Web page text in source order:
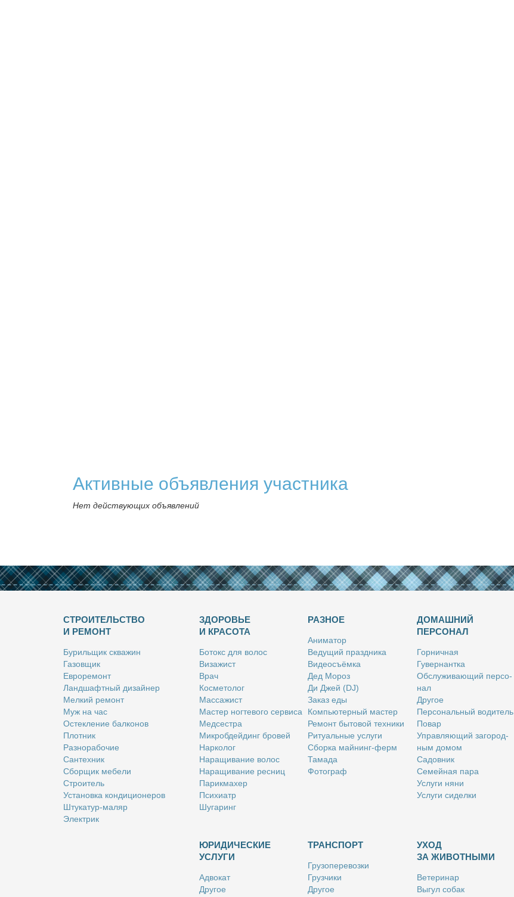
Активные объявления участника
Нет действующих объявлений
СТРОИТЕЛЬСТВО
И РЕМОНТ
Бу­риль­щик сква­жин
Га­зов­щик
Ев­ро­ре­монт
Ланд­шафт­ный ди­зай­нер
Мел­кий ре­монт
Муж на час
Остек­ле­ние бал­ко­нов
Плот­ник
Раз­но­ра­бо­чие
Сан­тех­ник
Сбор­щик ме­бе­ли
Стро­и­тель
Уста­нов­ка кон­ди­ци­о­не­ров
Шту­ка­тур-ма­ляр
Элек­трик
ЗДОРОВЬЕ
И КРАСОТА
Бо­токс для во­лос
Ви­за­жист
Врач
Кос­ме­то­лог
Мас­са­жист
Ма­стер ног­те­во­го сер­ви­са
Мед­сест­ра
Мик­роб­дей­динг бро­вей
Нар­ко­лог
На­ра­щи­ва­ние во­лос
На­ра­щи­ва­ние рес­ниц
Па­рик­махер
Пси­хи­атр
Шу­га­ринг
РАЗНОЕ
Ани­ма­тор
Ве­ду­щий празд­ни­ка
Ви­део­съём­ка
Дед Мо­роз
Ди Джей (DJ)
За­каз еды
Ком­пью­тер­ный ма­стер
Ре­монт бы­то­вой тех­ни­ки
Ри­ту­аль­ные услу­ги
Сбор­ка май­нинг-ферм
Та­ма­да
Фо­то­граф
ДОМАШНИЙ
ПЕРСОНАЛ
Гор­нич­ная
Гу­вер­нант­ка
Об­слу­жи­ва­ю­щий пер­со­
нал
Дру­гое
Пер­со­наль­ный во­ди­тель
По­вар
Управ­ля­ю­щий за­го­род­
ным до­мом
Са­дов­ник
Се­мей­ная па­ра
Услу­ги ня­ни
Услу­ги си­дел­ки
ЮРИДИЧЕСКИЕ
УСЛУГИ
Адво­кат
Дру­гое
ТРАНСПОРТ
Гру­зо­пе­ре­воз­ки
Груз­чи­ки
Дру­гое
УХОД
ЗА ЖИВОТНЫМИ
Ве­те­ри­нар
Вы­гул со­бак